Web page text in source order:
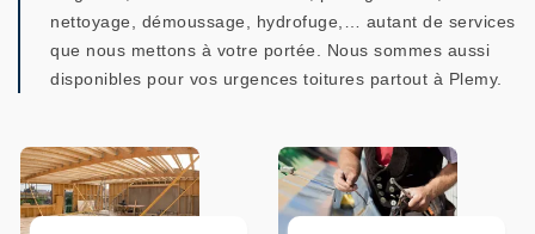
nettoyage, démoussage, hydrofuge,… autant de services
que nous mettons à votre portée. Nous sommes aussi
disponibles pour vos urgences toitures partout à Plemy.